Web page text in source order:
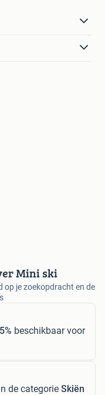
Mini ski
op je zoekopdracht en de
beschikbaar voor
de categorie Skiën